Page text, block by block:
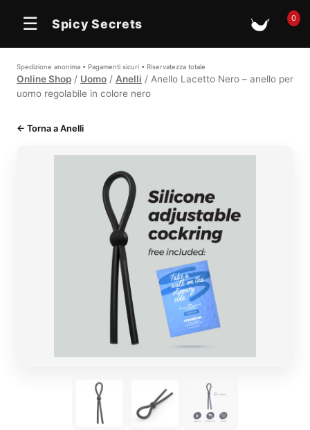
☰ Spicy Secrets 🛒0
Spedizione anonima • Pagamenti sicuri • Riservatezza totale
Online Shop / Uomo / Anelli / Anello Lacetto Nero – anello per
uomo regolabile in colore nero
← Torna a Anelli